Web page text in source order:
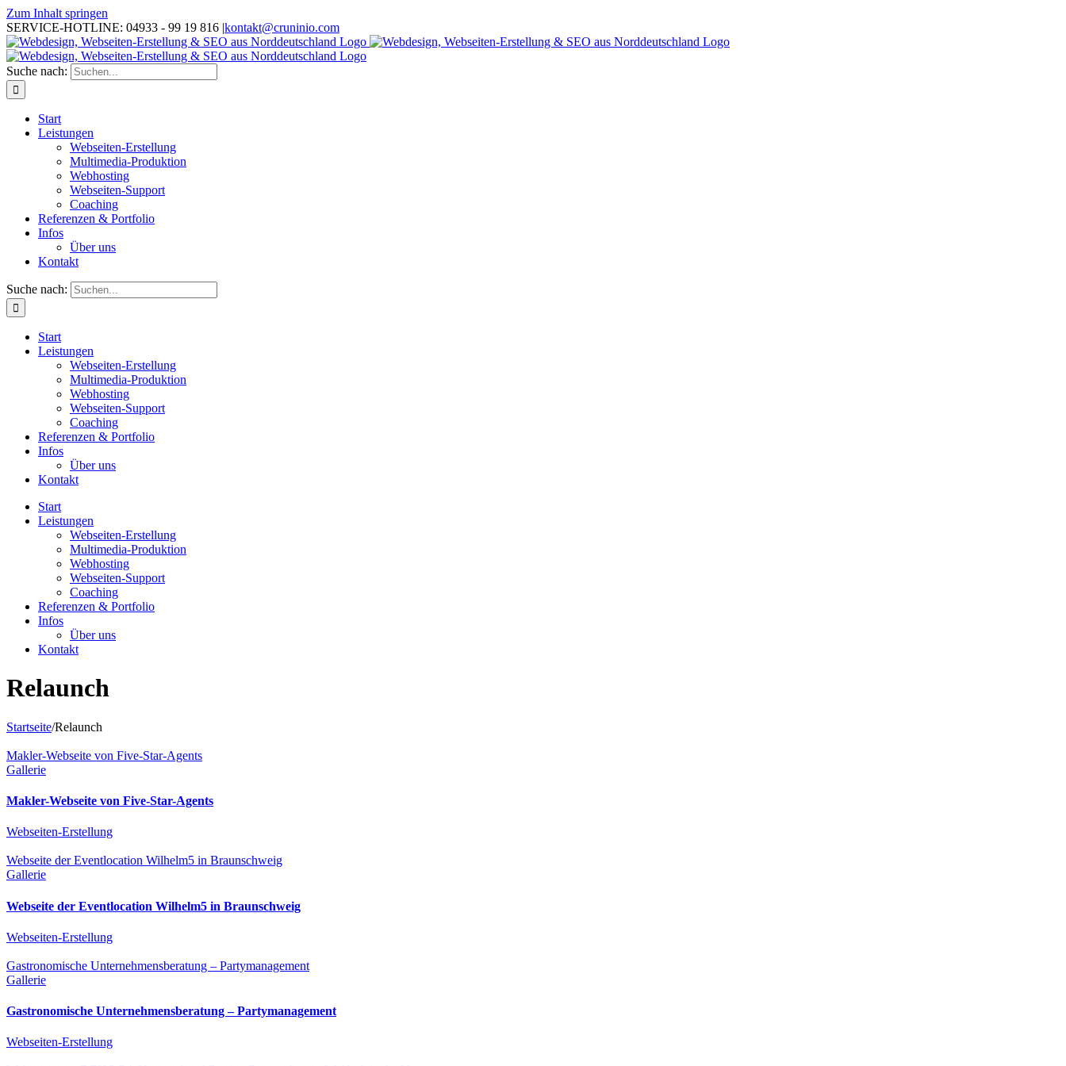
Zum Inhalt springen
SERVICE-HOTLINE: 04933 - 99 19 816 |kontakt@cruninio.com
Suche nach:
Start
Leistungen
Webseiten-Erstellung
Multimedia-Produktion
Webhosting
Webseiten-Support
Coaching
Referenzen & Portfolio
Infos
Über uns
Kontakt
Suche nach:
Start
Leistungen
Webseiten-Erstellung
Multimedia-Produktion
Webhosting
Webseiten-Support
Coaching
Referenzen & Portfolio
Infos
Über uns
Kontakt
Start
Leistungen
Webseiten-Erstellung
Multimedia-Produktion
Webhosting
Webseiten-Support
Coaching
Referenzen & Portfolio
Infos
Über uns
Kontakt
Relaunch
Startseite/Relaunch
Makler-Webseite von Five-Star-Agents
Gallerie
Makler-Webseite von Five-Star-Agents
Webseiten-Erstellung
Webseite der Eventlocation Wilhelm5 in Braunschweig
Gallerie
Webseite der Eventlocation Wilhelm5 in Braunschweig
Webseiten-Erstellung
Gastronomische Unternehmensberatung – Partymanagement
Gallerie
Gastronomische Unternehmensberatung – Partymanagement
Webseiten-Erstellung